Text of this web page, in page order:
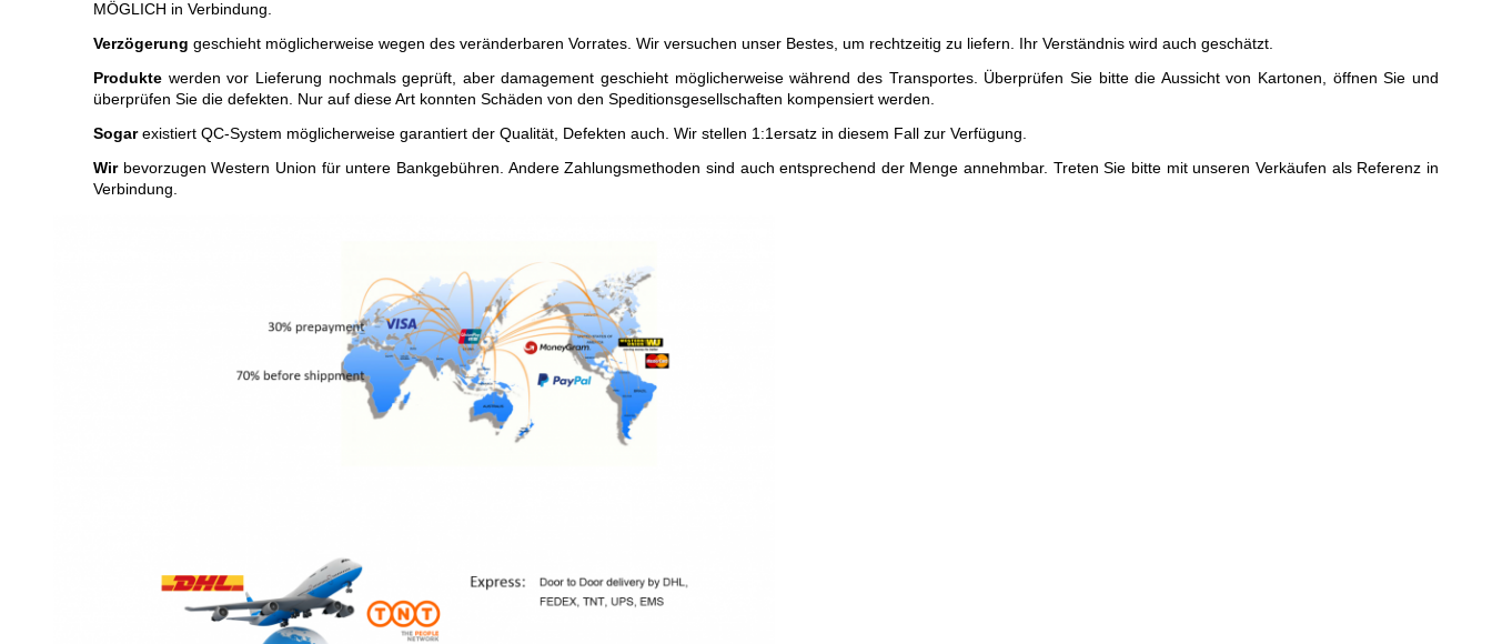
MÖGLICH in Verbindung.
Verzögerung geschieht möglicherweise wegen des veränderbaren Vorrates. Wir versuchen unser Bestes, um rechtzeitig zu liefern. Ihr Verständnis wird auch geschätzt.
Produkte werden vor Lieferung nochmals geprüft, aber damagement geschieht möglicherweise während des Transportes. Überprüfen Sie bitte die Aussicht von Kartonen, öffnen Sie und
überprüfen Sie die defekten. Nur auf diese Art konnten Schäden von den Speditionsgesellschaften kompensiert werden.
Sogarexistiert QC-System möglicherweise garantiert der Qualität, Defekten auch. Wir stellen 1:1ersatz in diesem Fall zur Verfügung.
Wirbevorzugen Western Union für untere Bankgebühren. Andere Zahlungsmethoden sind auch entsprechend der Menge annehmbar. Treten Sie bitte mit unseren Verkäufen als Referenz in
Verbindung.